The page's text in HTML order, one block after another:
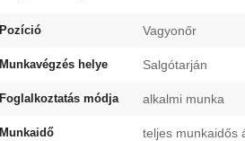
Pozíció Vagyonőr
Munkavégzés helye Salgótarján
Foglalkoztatás módja alkalmi munka
Munkaidő teljes munkaidős